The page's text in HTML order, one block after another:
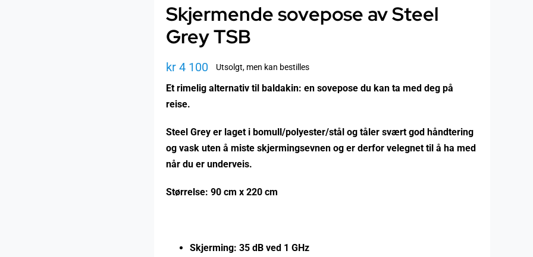
Skjermende sovepose av Steel
Grey TSB
kr 4 100 Utsolgt, men kan bestilles
Et rimelig alternativ til baldakin: en sovepose du kan ta med deg på
reise.
Steel Grey er laget i bomull/polyester/stål og tåler svært god håndtering
og vask uten å miste skjermingsevnen og er derfor velegnet til å ha med
når du er underveis.
Størrelse: 90 cm x 220 cm
Skjerming: 35 dB ved 1 GHz